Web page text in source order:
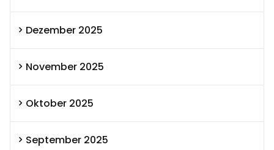
Dezember 2025
November 2025
Oktober 2025
September 2025